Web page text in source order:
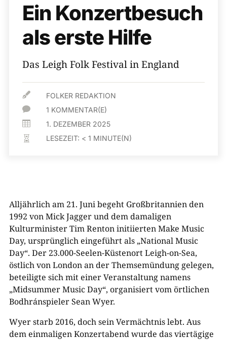
Ein Konzertbesuch
als erste Hilfe
Das Leigh Folk Festival in England
 FOLKER REDAKTION
 1 KOMMENTAR(E)
 1. DEZEMBER 2025
 LESEZEIT: < 1 MINUTE(N)
Alljährlich am 21. Juni begeht Großbritannien den
1992 von Mick Jagger und dem damaligen
Kulturminister Tim Renton initiierten Make Music
Day, ursprünglich eingeführt als „National Music
Day“. Der 23.000-Seelen-Küstenort Leigh-on-Sea,
östlich von London an der Themsemündung gelegen,
beteiligte sich mit einer Veranstaltung namens
„Midsummer Music Day“, organisiert vom örtlichen
Bodhránspieler Sean Wyer.
Wyer starb 2016, doch sein Vermächtnis lebt. Aus
dem einmaligen Konzertabend wurde das viertägige